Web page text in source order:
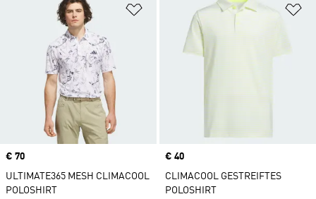
Zur Wunschliste hinzufügen
Price
€ 70
ULTIMATE365 MESH CLIMACOOL
POLOSHIRT
Price
€ 40
CLIMACOOL GESTREIFTES
POLOSHIRT